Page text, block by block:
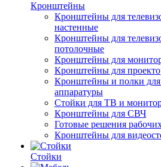
Кронштейны
Кронштейны для
настенные
Кронштейны для
потолочные
Кронштейны для
Кронштейны для
Кронштейны и полки
аппаратуры
Стойки для ТВ и
Кронштейны для СВЧ
Готовые решения
Кронштейны для
Стойки